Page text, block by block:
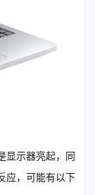
显示器亮起，同
应，可能有以下